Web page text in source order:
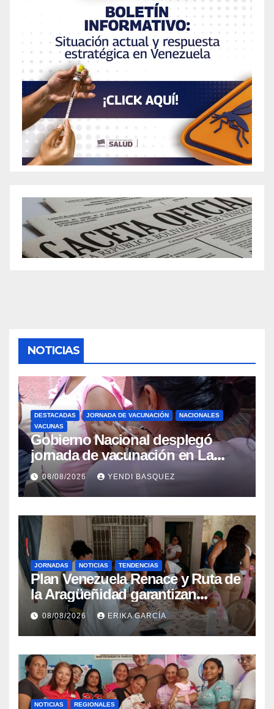
NOTICIAS
DESTACADAS JORNADA DE VACUNACIÓN
NACIONALES
VACUNAS
Gobierno Nacional desplegó
jornada de vacunación en La
Guaira para garantizar protección
epidemiológica
08/08/2026 YENDI BASQUEZ
JORNADAS NOTICIAS TENDENCIAS
Plan Venezuela Renace y Ruta de
la Aragüeñidad garantizan
atención médica integral en
Aragua
08/08/2026 ERIKA GARCÍA
NOTICIAS REGIONALES